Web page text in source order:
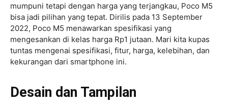
mumpuni tetapi dengan harga yang terjangkau, Poco M5
bisa jadi pilihan yang tepat. Dirilis pada 13 September
2022, Poco M5 menawarkan spesifikasi yang
mengesankan di kelas harga Rp1 jutaan. Mari kita kupas
tuntas mengenai spesifikasi, fitur, harga, kelebihan, dan
kekurangan dari smartphone ini.
Desain dan Tampilan